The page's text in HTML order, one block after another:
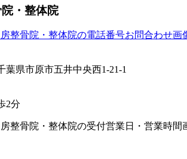
葉県市原市五井中央西1-21-1
2分